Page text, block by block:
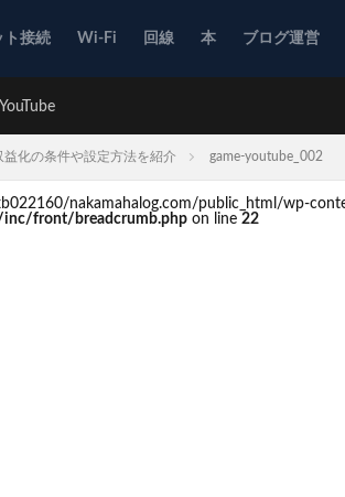
ト接続 Wi-Fi 回線 本 ブログ運営
YouTube
化の条件や設定方法を紹介 game-youtube_002
nakamahalog.com/public_html/wp-
front/breadcrumb.php on line 22